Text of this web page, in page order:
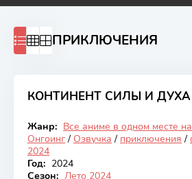
ПРИКЛЮЧЕНИЯ
КОНТИНЕНТ СИЛЫ И ДУХА
Онгоинг
6.87
Жанр: Все аниме в одном месте
Онгоинг / Озвучка / приключения /
2024
Год: 2024
Сезон: Лето 2024